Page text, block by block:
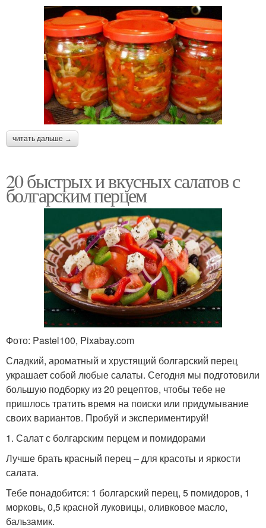
читать дальше →
20 быстрых и вкусных салатов с
болгарским перцем
Фото: Pastel100, Pixabay.com
Сладкий, ароматный и хрустящий болгарский перец
украшает собой любые салаты. Сегодня мы подготовили
большую подборку из 20 рецептов, чтобы тебе не
пришлось тратить время на поиски или придумывание
своих вариантов. Пробуй и экспериментируй!
1. Салат с болгарским перцем и помидорами
Лучше брать красный перец – для красоты и яркости
салата.
Тебе понадобится: 1 болгарский перец, 5 помидоров, 1
морковь, 0,5 красной луковицы, оливковое масло,
бальзамик.